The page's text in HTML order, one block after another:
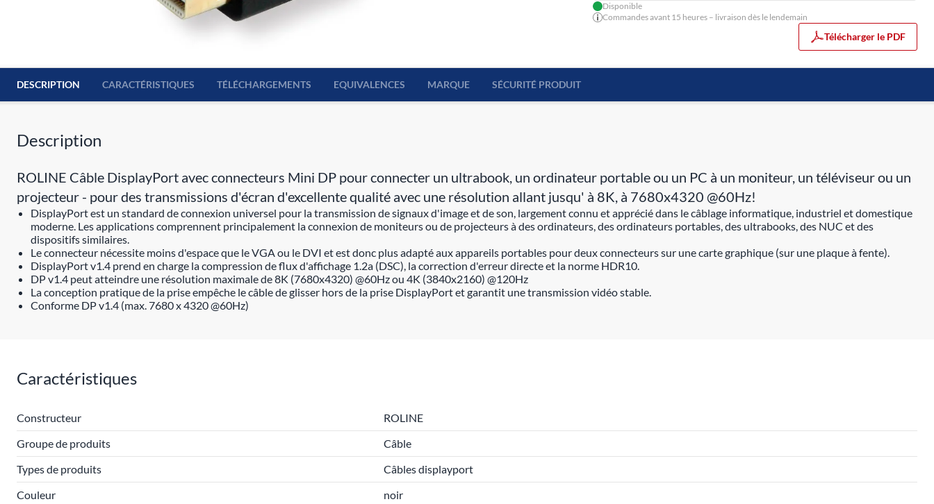
Disponible
Commandes avant 15 heures – livraison dès le lendemain
Télécharger le PDF
DESCRIPTION CARACTÉRISTIQUES TÉLÉCHARGEMENTS EQUIVALENCES MARQUE SÉCURITÉ PRODUIT
Description
ROLINE Câble DisplayPort avec connecteurs Mini DP pour connecter un ultrabook, un ordinateur portable ou un PC à un moniteur, un téléviseur ou un
projecteur - pour des transmissions d'écran d'excellente qualité avec une résolution allant jusqu' à 8K, à 7680x4320 @60Hz!
DisplayPort est un standard de connexion universel pour la transmission de signaux d'image et de son, largement connu et apprécié dans le câblage informatique, industriel et domestique
moderne. Les applications comprennent principalement la connexion de moniteurs ou de projecteurs à des ordinateurs, des ordinateurs portables, des ultrabooks, des NUC et des
dispositifs similaires.
Le connecteur nécessite moins d'espace que le VGA ou le DVI et est donc plus adapté aux appareils portables pour deux connecteurs sur une carte graphique (sur une plaque à fente).
DisplayPort v1.4 prend en charge la compression de flux d'affichage 1.2a (DSC), la correction d'erreur directe et la norme HDR10.
DP v1.4 peut atteindre une résolution maximale de 8K (7680x4320) @60Hz ou 4K (3840x2160) @120Hz
La conception pratique de la prise empêche le câble de glisser hors de la prise DisplayPort et garantit une transmission vidéo stable.
Conforme DP v1.4 (max. 7680 x 4320 @60Hz)
Caractéristiques
Constructeur
ROLINE
Groupe de produits
Câble
Types de produits
Câbles displayport
Couleur
noir